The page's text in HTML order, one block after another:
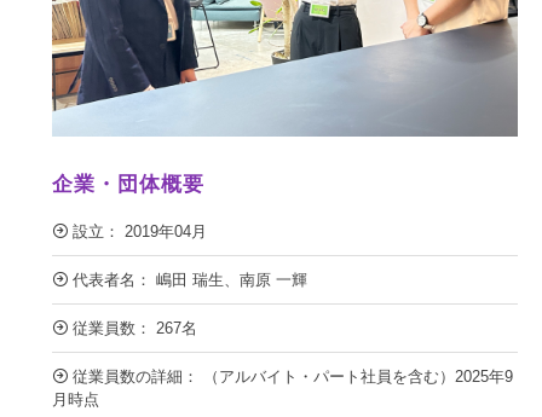
企業・団体概要
設立： 2019年04月
代表者名： 嶋田 瑞生、南原 一輝
従業員数： 267名
従業員数の詳細： （アルバイト・パート社員を含む）2025年9
月時点